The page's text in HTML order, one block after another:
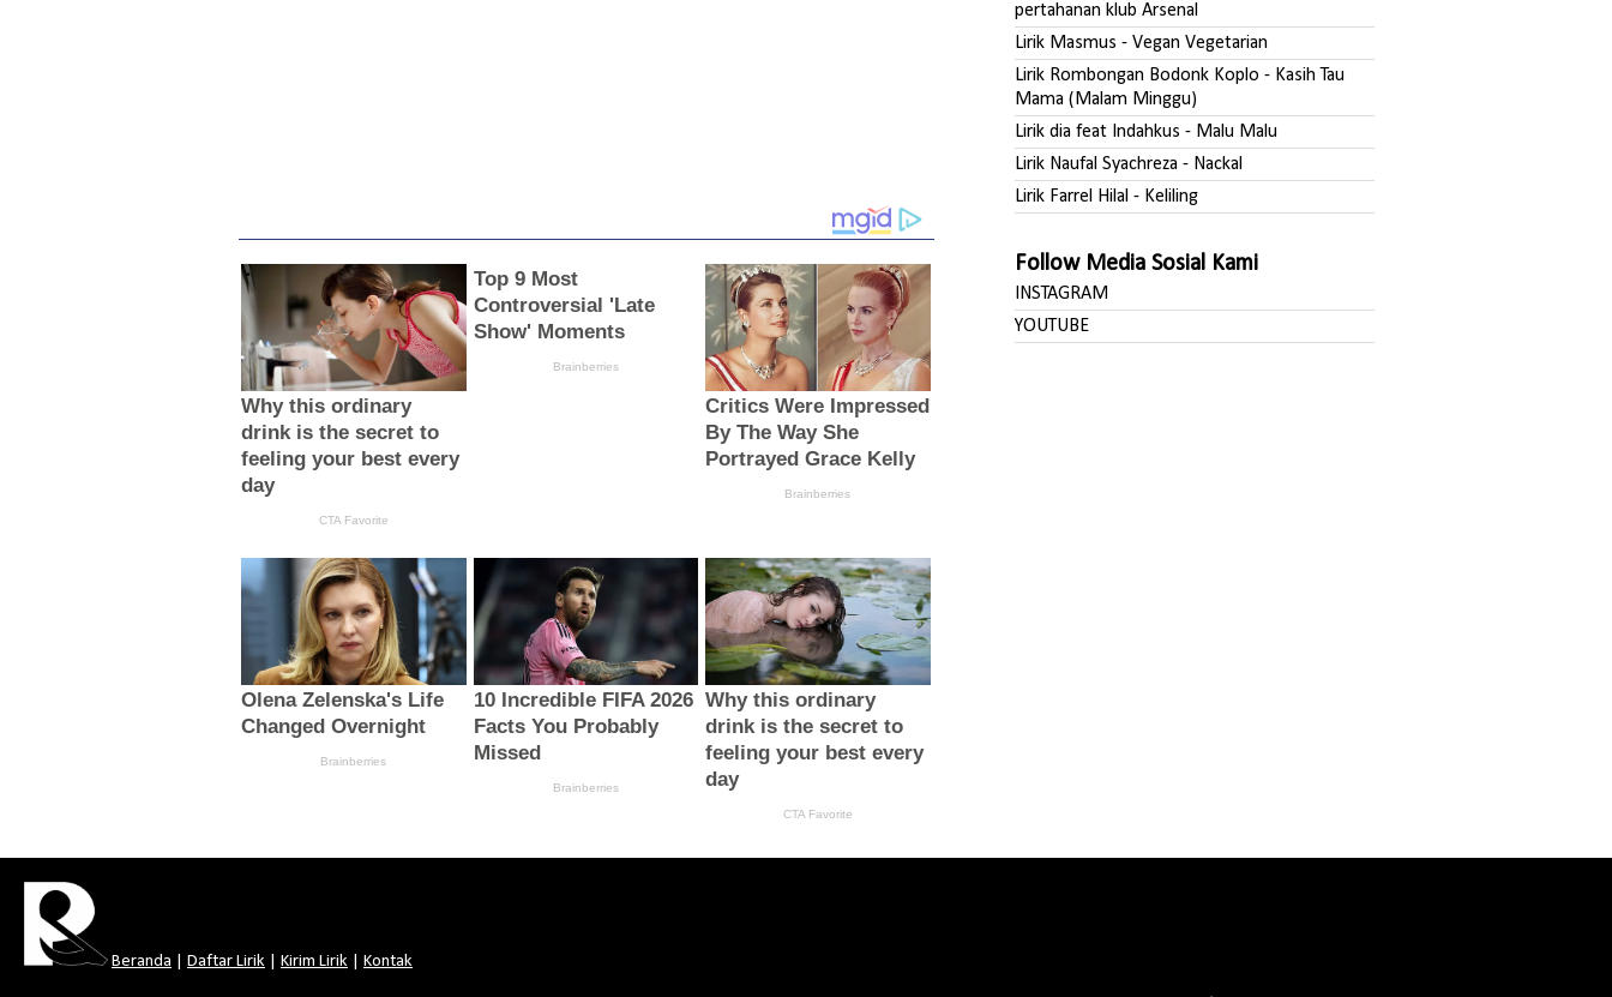
pertahanan klub Arsenal
Lirik Masmus - Vegan Vegetarian
Lirik Rombongan Bodonk Koplo - Kasih Tau
Mama (Malam Minggu)
Lirik dia feat Indahkus - Malu Malu
Lirik Naufal Syachreza - Nackal
Lirik Farrel Hilal - Keliling
Follow Media Sosial Kami
INSTAGRAM
YOUTUBE
Beranda Daftar Lirik Kirim Lirik Kontak